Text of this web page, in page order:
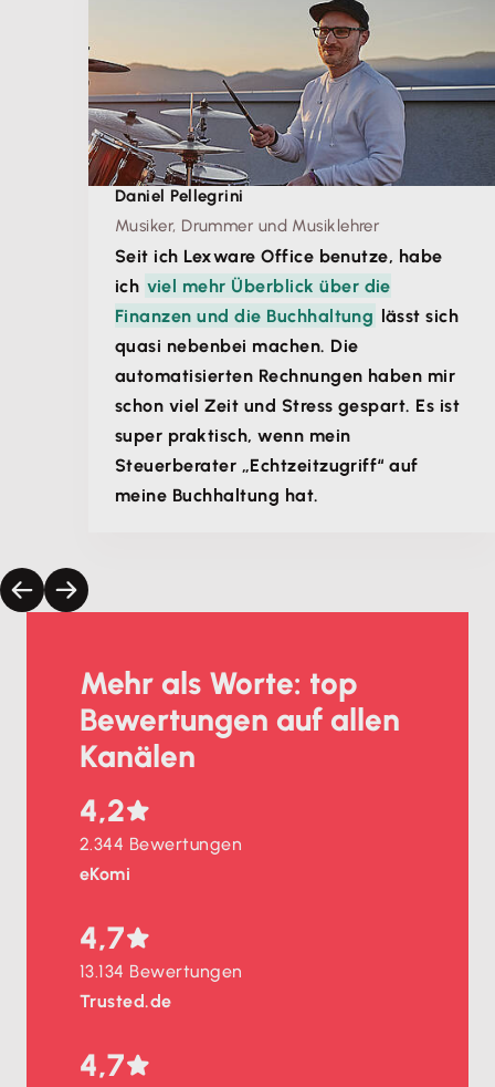
Daniel Pellegrini
Musiker, Drummer und Musiklehrer
Seit ich Lexware Office benutze, habe
ich viel mehr Überblick über die
Finanzen und die Buchhaltung lässt sich
quasi nebenbei machen. Die
automatisierten Rechnungen haben mir
schon viel Zeit und Stress gespart. Es ist
super praktisch, wenn mein
Steuerberater „Echtzeitzugriff“ auf
meine Buchhaltung hat.
Mehr als Worte: top
Bewertungen auf allen
Kanälen
4,2
eKomi
2.344 Bewertungen
4,7
Trusted.de
13.134 Bewertungen
4,7